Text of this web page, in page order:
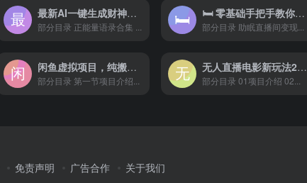
最新AI一键生成财神爷，刷爆新年祝福流量，一天变现2000+
部分目录 正能量语录合集 ...
🛏 零基础手把手教你搭建助眠直播间，月入过W，可矩阵操作放大收益
部分目录 助眠直播间变现...
闲鱼虚拟项目，纯搬运一个月挣了 3W，单号月入 5000 起步
部分目录 第一节项目介绍...
无人直播电影新玩法24小时循环播放每天收益两千+小白闭眼干
部分目录 01项目介绍 02...
免责声明 广告合作 关于我们